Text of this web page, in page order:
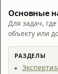
Основные
Для задач,
объекту или
РАЗДЕЛЫ